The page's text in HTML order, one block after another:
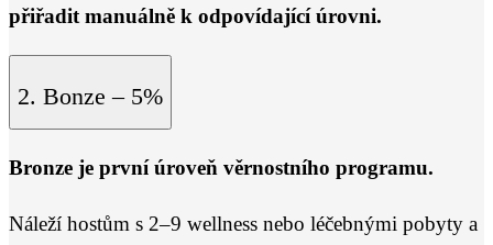
přiřadit manuálně k odpovídající úrovni.
2. Bonze – 5%
Bronze je první úroveň věrnostního programu.
Náleží hostům s 2–9 wellness nebo léčebnými pobyty a